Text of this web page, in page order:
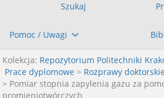
Szukaj
Pomoc / Uwagi
Kolekcja: Repozytorium Politechniki
Prace dyplomowe > Rozprawy
> Pomiar stopnia zapylenia gazu za
promieniotwórczych